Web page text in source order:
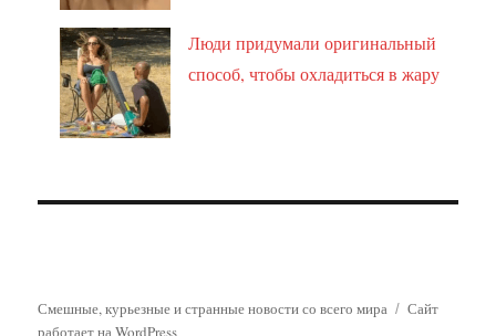
Люди придумали оригинальный
способ, чтобы охладиться в жару
Смешные, курьезные и странные новости со всего мира
Сайт
работает на WordPress